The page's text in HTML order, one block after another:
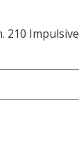
210 Impulsive